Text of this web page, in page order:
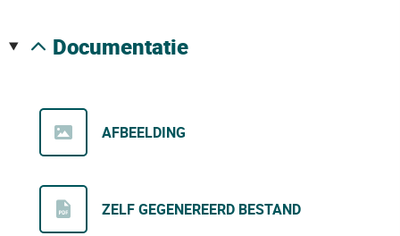
documentatie
AFBEELDING
ZELF GEGENEREERD BESTAND